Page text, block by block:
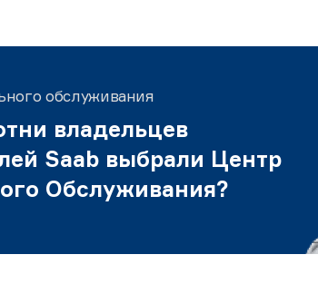
обслуживания
владельцев
Saab выбрали Центр
Обслуживания?